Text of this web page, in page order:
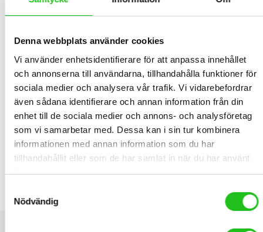
Denna webbplats använder cookies
Vi använder enhetsidentifierare för att anpassa innehållet
och annonserna till användarna, tillhandahålla funktioner för
sociala medier och analysera vår trafik. Vi vidarebefordrar
även sådana identifierare och annan information från din
enhet till de sociala medier och annons- och analysföretag
som vi samarbetar med. Dessa kan i sin tur kombinera
informationen med annan information som du har
tillhandahållit eller som de har samlat in när du har använt
deras tjänster.
Nödvändig
Oquo MP30 Team carbon hjulset
Den fram- och bakspecifika designen optimerar varje hjul för sin
uppgift utan att kompromissa med vikt eller styvhet, medan
asymmetriska fälgar, vinklade ekerhål och förstärkta ekersäten
minskar onödig belastning och maximerar styvheten utan extra
vikt.
RELATED PRODUCTS